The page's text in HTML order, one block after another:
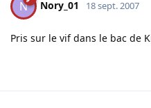
N Nory_01 18 sept. 2007
Pris sur le vif dans le bac de